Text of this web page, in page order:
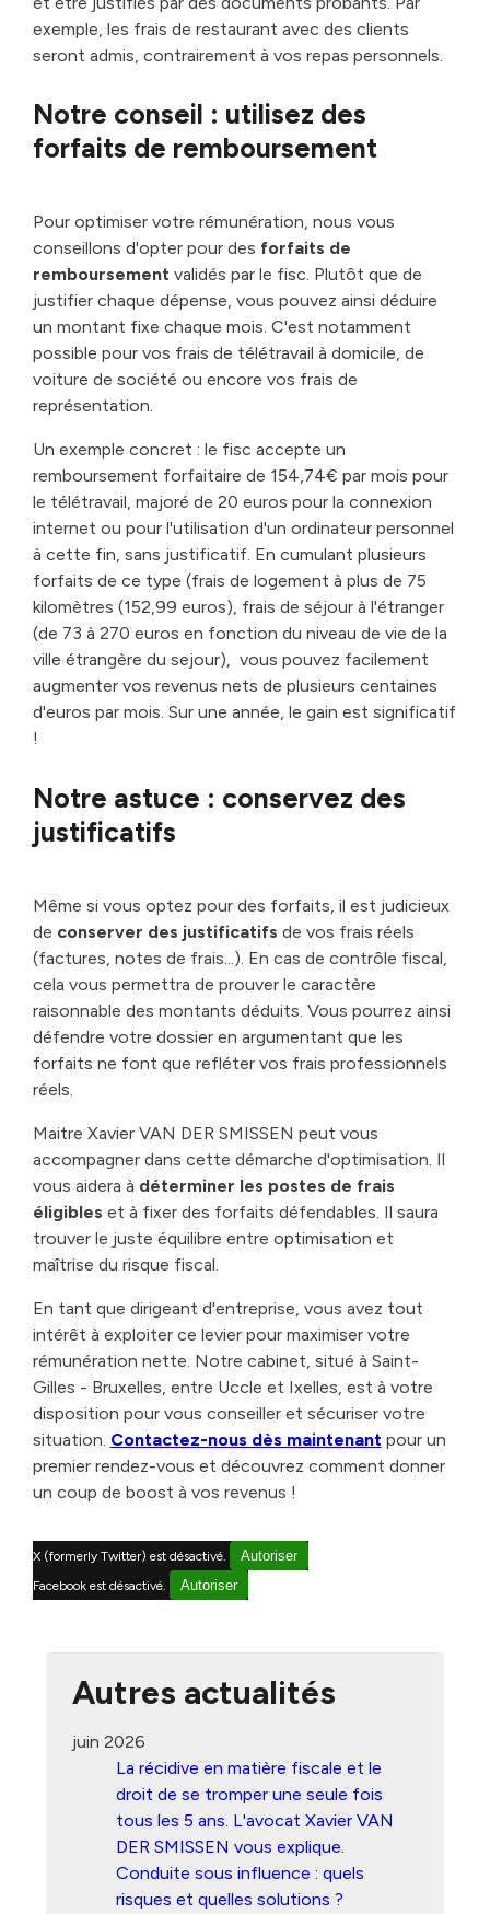
exemple, les frais de restaurant avec des clients
seront admis, contrairement à vos repas personnels.
Notre conseil : utilisez des
forfaits de remboursement
Pour optimiser votre rémunération, nous vous
conseillons d'opter pour des forfaits de
remboursementvalidés par le fisc. Plutôt que de
justifier chaque dépense, vous pouvez ainsi déduire
un montant fixe chaque mois. C'est notamment
possible pour vos frais de télétravail à domicile, de
voiture de société ou encore vos frais de
représentation.
Un exemple concret : le fisc accepte un
remboursement forfaitaire de 154,74€ par mois pour
le télétravail, majoré de 20 euros pour la connexion
internet ou pour l'utilisation d'un ordinateur personnel
à cette fin, sans justificatif. En cumulant plusieurs
forfaits de ce type (frais de logement à plus de 75
kilomètres (152,99 euros), frais de séjour à l'étranger
(de 73 à 270 euros en fonction du niveau de vie de la
ville étrangère du sejour), vous pouvez facilement
augmenter vos revenus nets de plusieurs centaines
d'euros par mois. Sur une année, le gain est significatif
!
Notre astuce : conservez des
justificatifs
Même si vous optez pour des forfaits, il est judicieux
de conserver des justificatifs de vos frais réels
(factures, notes de frais...). En cas de contrôle fiscal,
cela vous permettra de prouver le caractère
raisonnable des montants déduits. Vous pourrez ainsi
défendre votre dossier en argumentant que les
forfaits ne font que refléter vos frais professionnels
réels.
Maitre Xavier VAN DER SMISSEN peut vous
accompagner dans cette démarche d'optimisation. Il
vous aidera à déterminer les postes de frais
éligibles et à fixer des forfaits défendables. Il saura
trouver le juste équilibre entre optimisation et
maîtrise du risque fiscal.
En tant que dirigeant d'entreprise, vous avez tout
intérêt à exploiter ce levier pour maximiser votre
rémunération nette. Notre cabinet, situé à Saint-
Gilles - Bruxelles, entre Uccle et Ixelles, est à votre
disposition pour vous conseiller et sécuriser votre
situation. Contactez-nous dès maintenantpour un
premier rendez-vous et découvrez comment donner
un coup de boost à vos revenus !
X (formerly Twitter) est désactivé. Autoriser
Facebook est désactivé. Autoriser
Autres actualités
juin 2026
La récidive en matière fiscale et le
droit de se tromper une seule fois
tous les 5 ans. L'avocat Xavier VAN
DER SMISSEN vous explique.
Conduite sous influence : quels
risques et quelles solutions ?